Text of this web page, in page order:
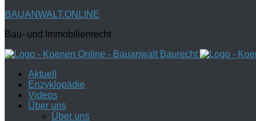
BAUANWALT.ONLINE
Bau- und Immobilienrecht
Aktuell
Enzyklopädie
Videos
Über uns
Über uns